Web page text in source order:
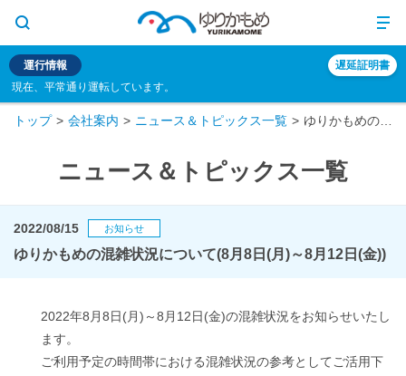
運行情報
現在、平常通り運転しています。
遅延証明書
トップ 会社案内 ニュース＆トピックス一覧
ニュース＆トピックス一覧
2022/08/15 お知らせ
ゆりかもめの混雑状況について(8月8日(月)～8月12日(金))
2022年8月8日(月)～8月12日(金)の混雑状況をお知らせいたし
ます。
ご利用予定の時間帯における混雑状況の参考としてご活用下